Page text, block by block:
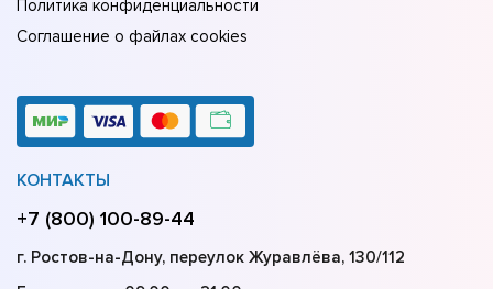
Политика конфиденциальности
Соглашение о файлах cookies
КОНТАКТЫ
+7 (800) 100-89-44
г. Ростов-на-Дону, переулок Журавлёва, 130/112